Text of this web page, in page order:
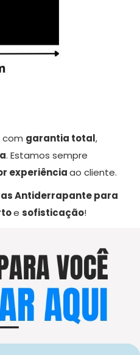
com garantia total,
. Estamos sempre
experiênciaao cliente.
Antiderrapante para
e sofisticação!